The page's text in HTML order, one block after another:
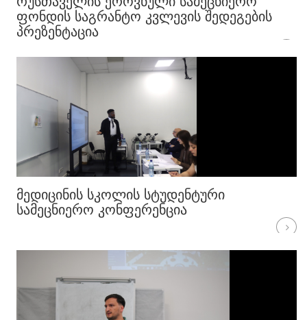
ᲤᲝᲜᲓᲘᲡ ᲡᲐᲒᲠᲐᲜᲢᲝ ᲙᲕᲚᲔᲕᲘᲡ ᲨᲔᲓᲔᲒᲔᲑᲘᲡ
ᲞᲠᲔᲖᲔᲜᲢᲐᲪᲘᲐ
ᲛᲔᲓᲘᲪᲘᲜᲘᲡ ᲡᲙᲝᲚᲘᲡ ᲡᲢᲣᲓᲔᲜᲢᲣᲠᲘ
ᲡᲐᲛᲔᲪᲜᲘᲔᲠᲝ ᲙᲝᲜᲤᲔᲠᲔᲜᲪᲘᲐ